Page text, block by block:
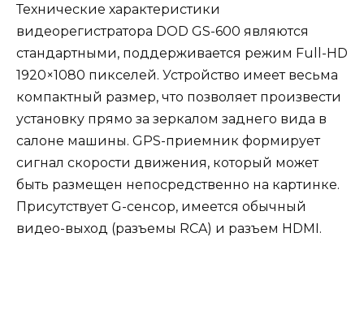
Технические характеристики
видеорегистратора DOD GS-600 являются
стандартными, поддерживается режим Full-HD
1920×1080 пикселей. Устройство имеет весьма
компактный размер, что позволяет произвести
установку прямо за зеркалом заднего вида в
салоне машины. GPS-приемник формирует
сигнал скорости движения, который может
быть размещен непосредственно на картинке.
Присутствует G-сенсор, имеется обычный
видео-выход (разъемы RCA) и разъем HDMI.